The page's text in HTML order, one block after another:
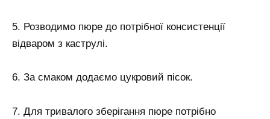
5. Розводимо пюре до потрібної консистенції
відваром з каструлі.
6. За смаком додаємо цукровий пісок.
7. Для тривалого зберігання пюре потрібно